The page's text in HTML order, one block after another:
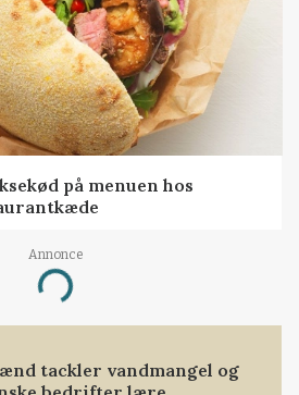
på menuen hos
Annonce
Loading...
tackler vandmangel og